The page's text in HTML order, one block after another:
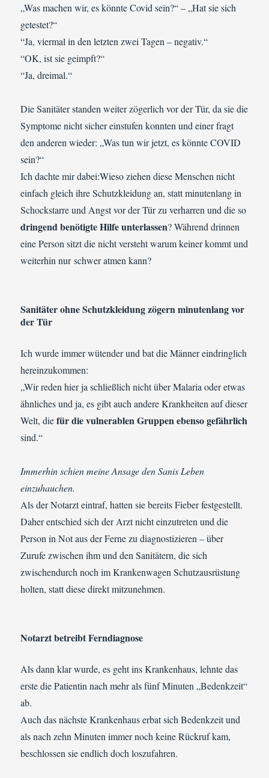
„Was machen wir, es könnte Covid sein?“ – „Hat sie sich
getestet?“
“Ja, viermal in den letzten zwei Tagen – negativ.“
“OK, ist sie geimpft?“
“Ja, dreimal.“
Die Sanitäter standen weiter zögerlich vor der Tür, da sie die
Symptome nicht sicher einstufen konnten und einer fragt
den anderen wieder: „Was tun wir jetzt, es könnte COVID
sein?“
Ich dachte mir dabei:Wieso ziehen diese Menschen nicht
einfach gleich ihre Schutzkleidung an, statt minutenlang in
Schockstarre und Angst vor der Tür zu verharren und die so
dringend benötigte Hilfe unterlassen? Während drinnen
eine Person sitzt die nicht versteht warum keiner kommt und
weiterhin nur schwer atmen kann?
Sanitäter ohne Schutzkleidung zögern minutenlang vor
der Tür
Ich wurde immer wütender und bat die Männer eindringlich
hereinzukommen:
„Wir reden hier ja schließlich nicht über Malaria oder etwas
ähnliches und ja, es gibt auch andere Krankheiten auf dieser
Welt, diefür die vulnerablen Gruppen ebenso gefährlich
sind.“
Immerhin schien meine Ansage den Sanis Leben
einzuhauchen.
Als der Notarzt eintraf, hatten sie bereits Fieber festgestellt.
Daher entschied sich der Arzt nicht einzutreten und die
Person in Not aus der Ferne zu diagnostizieren – über
Zurufe zwischen ihm und den Sanitätern, die sich
zwischendurch noch im Krankenwagen Schutzausrüstung
holten, statt diese direkt mitzunehmen.
Notarzt betreibt Ferndiagnose
Als dann klar wurde, es geht ins Krankenhaus, lehnte das
erste die Patientin nach mehr als fünf Minuten „Bedenkzeit“
ab.
Auch das nächste Krankenhaus erbat sich Bedenkzeit und
als nach zehn Minuten immer noch keine Rückruf kam,
beschlossen sie endlich doch loszufahren.